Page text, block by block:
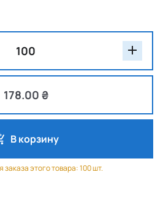
178.00 ₴
В корзину
этого товара: 100 шт.